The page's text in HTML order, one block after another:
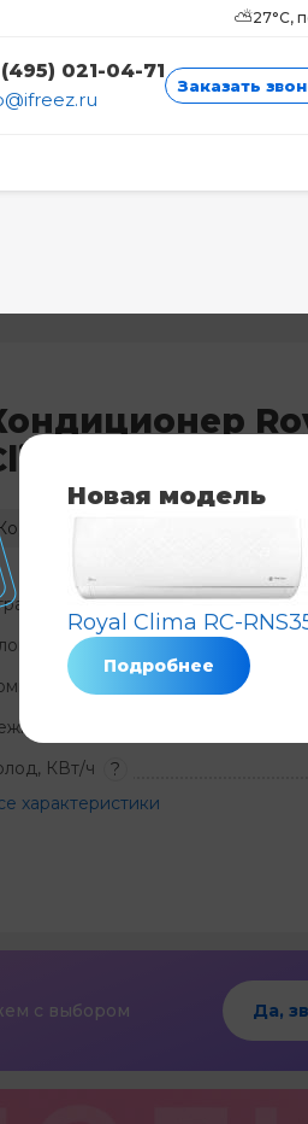
⛅27°C,
021-04-71
Заказать
RC-VX35HN
8077
м²
КВт/ч
?
характеристики
с выбором Да,
Новая модель
Royal Clima RC-
Подробнее